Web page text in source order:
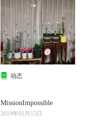
动态
MissionImpossible
2019年01月15日